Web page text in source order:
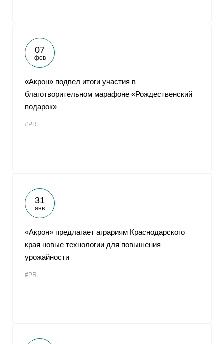
07
фев
«Акрон» подвел итоги участия в
благотворительном марафоне «Рождественский
подарок»
#PR
31
янв
«Акрон» предлагает аграриям Краснодарского
края новые технологии для повышения
урожайности
#PR